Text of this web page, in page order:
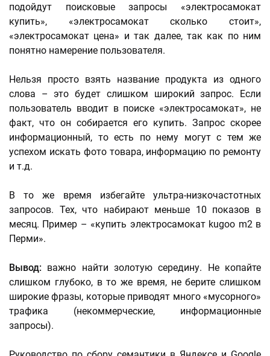
подойдут поисковые запросы «электросамокат
купить», «электросамокат сколько стоит»,
«электросамокат цена» и так далее, так как по ним
понятно намерение пользователя.
Нельзя просто взять название продукта из одного
слова – это будет слишком широкий запрос. Если
пользователь вводит в поиске «электросамокат», не
факт, что он собирается его купить. Запрос скорее
информационный, то есть по нему могут с тем же
успехом искать фото товара, информацию по ремонту
и т.д.
В то же время избегайте ультра-низкочастотных
запросов. Тех, что набирают меньше 10 показов в
месяц. Пример – «купить электросамокат kugoo m2 в
Перми».
Вывод: важно найти золотую середину. Не копайте
слишком глубоко, в то же время, не берите слишком
широкие фразы, которые приводят много «мусорного»
трафика (некоммерческие, информационные
запросы).